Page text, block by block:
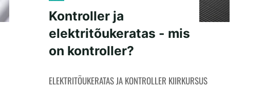
Kontroller ja
elektritõukeratas - mis
on kontroller?
ELEKTRITÕUKERATAS JA KONTROLLER KIIRKURSUS